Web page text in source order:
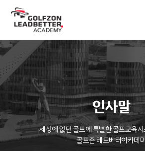
인사말
세상에 없던 골프에 특별한 골프교육
골프존 레드베터아카데